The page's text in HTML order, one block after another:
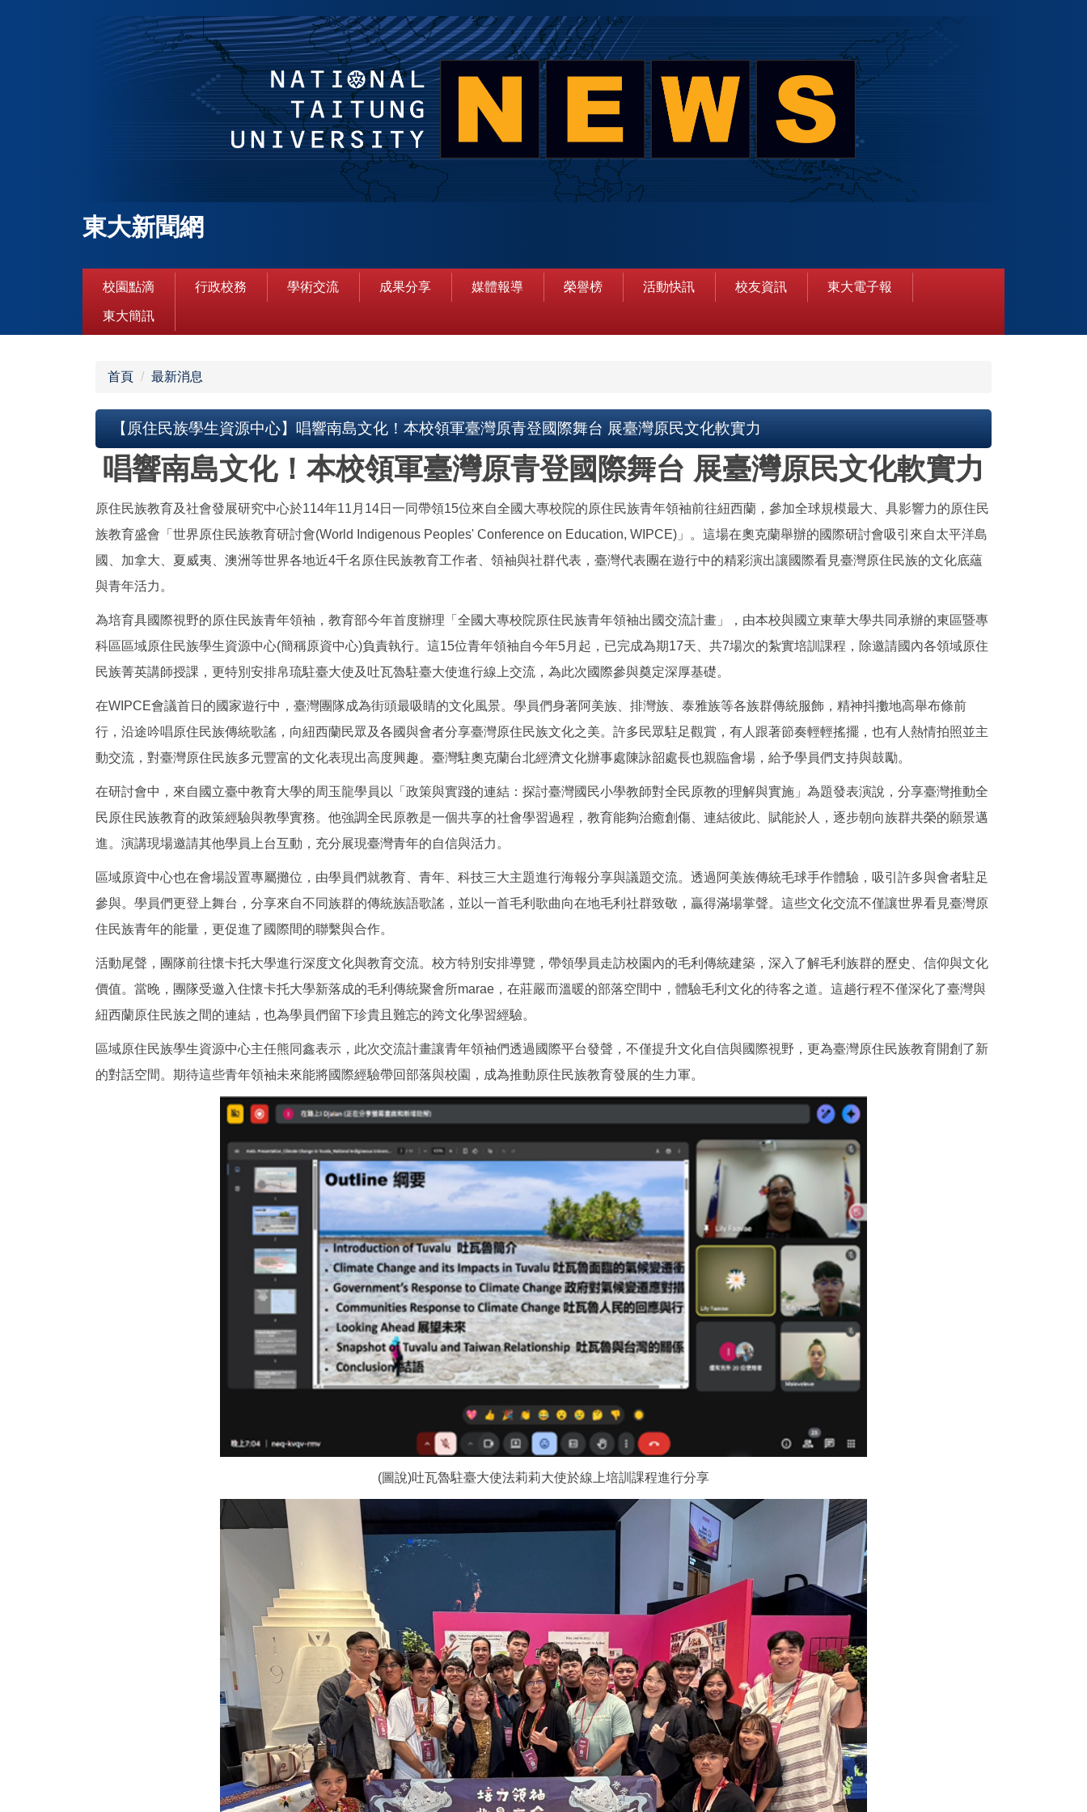
東大新聞網
校園點滴 行政校務 學術交流 成果分享 媒體報導 榮譽榜 活動快訊 校友資訊 東大電子報
東大簡訊
首頁 最新消息
【原住民族學生資源中心】唱響南島文化！本校領軍臺灣原青登國際舞台 展臺灣原民文化軟實力
唱響南島文化！本校領軍臺灣原青登國際舞台 展臺灣原民文化軟實力
原住民族教育及社會發展研究中心於114年11月14日一同帶領15位來自全國大專校院的原住民族青年領袖前往紐西蘭，參加全球規模最大、具影響力的原住民
族教育盛會「世界原住民族教育研討會(World Indigenous Peoples' Conference on Education, WIPCE)」。這場在奧克蘭舉辦的國際研討會吸引來自太平洋島
國、加拿大、夏威夷、澳洲等世界各地近4千名原住民族教育工作者、領袖與社群代表，臺灣代表團在遊行中的精彩演出讓國際看見臺灣原住民族的文化底蘊
與青年活力。
為培育具國際視野的原住民族青年領袖，教育部今年首度辦理「全國大專校院原住民族青年領袖出國交流計畫」，由本校與國立東華大學共同承辦的東區暨專
科區區域原住民族學生資源中心(簡稱原資中心)負責執行。這15位青年領袖自今年5月起，已完成為期17天、共7場次的紮實培訓課程，除邀請國內各領域原住
民族菁英講師授課，更特別安排帛琉駐臺大使及吐瓦魯駐臺大使進行線上交流，為此次國際參與奠定深厚基礎。
在WIPCE會議首日的國家遊行中，臺灣團隊成為街頭最吸睛的文化風景。學員們身著阿美族、排灣族、泰雅族等各族群傳統服飾，精神抖擻地高舉布條前
行，沿途吟唱原住民族傳統歌謠，向紐西蘭民眾及各國與會者分享臺灣原住民族文化之美。許多民眾駐足觀賞，有人跟著節奏輕輕搖擺，也有人熱情拍照並主
動交流，對臺灣原住民族多元豐富的文化表現出高度興趣。臺灣駐奧克蘭台北經濟文化辦事處陳詠韶處長也親臨會場，給予學員們支持與鼓勵。
在研討會中，來自國立臺中教育大學的周玉龍學員以「政策與實踐的連結：探討臺灣國民小學教師對全民原教的理解與實施」為題發表演說，分享臺灣推動全
民原住民族教育的政策經驗與教學實務。他強調全民原教是一個共享的社會學習過程，教育能夠治癒創傷、連結彼此、賦能於人，逐步朝向族群共榮的願景邁
進。演講現場邀請其他學員上台互動，充分展現臺灣青年的自信與活力。
區域原資中心也在會場設置專屬攤位，由學員們就教育、青年、科技三大主題進行海報分享與議題交流。透過阿美族傳統毛球手作體驗，吸引許多與會者駐足
參與。學員們更登上舞台，分享來自不同族群的傳統族語歌謠，並以一首毛利歌曲向在地毛利社群致敬，贏得滿場掌聲。這些文化交流不僅讓世界看見臺灣原
住民族青年的能量，更促進了國際間的聯繫與合作。
活動尾聲，團隊前往懷卡托大學進行深度文化與教育交流。校方特別安排導覽，帶領學員走訪校園內的毛利傳統建築，深入了解毛利族群的歷史、信仰與文化
價值。當晚，團隊受邀入住懷卡托大學新落成的毛利傳統聚會所marae，在莊嚴而溫暖的部落空間中，體驗毛利文化的待客之道。這趟行程不僅深化了臺灣與
紐西蘭原住民族之間的連結，也為學員們留下珍貴且難忘的跨文化學習經驗。
區域原住民族學生資源中心主任熊同鑫表示，此次交流計畫讓青年領袖們透過國際平台發聲，不僅提升文化自信與國際視野，更為臺灣原住民族教育開創了新
的對話空間。期待這些青年領袖未來能將國際經驗帶回部落與校園，成為推動原住民族教育發展的生力軍。
(圖說)吐瓦魯駐臺大使法莉莉大使於線上培訓課程進行分享